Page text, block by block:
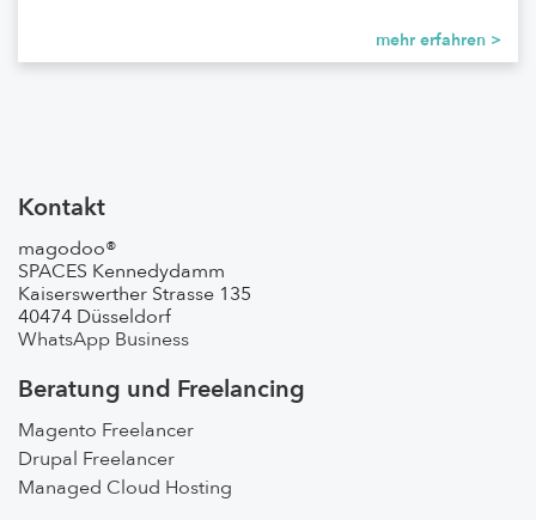
mehr erfahren >
Kontakt
magodoo®
SPACES Kennedydamm
Kaiserswerther Strasse 135
40474 Düsseldorf
WhatsApp Business
Beratung und Freelancing
Magento Freelancer
Drupal Freelancer
Managed Cloud Hosting